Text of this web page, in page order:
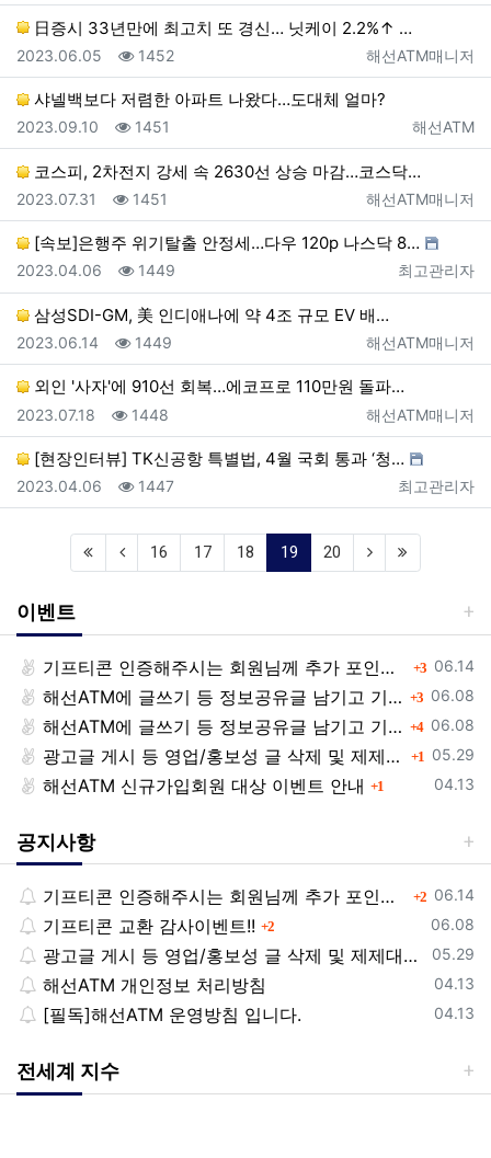
日증시 33년만에 최고치 또 경신… 닛케이 2.2%↑ …
등록자
해선ATM매니저
등록일
2023.06.05 조회
1452
샤넬백보다 저렴한 아파트 나왔다…도대체 얼마?
등록자
해선ATM
등록일
2023.09.10 조회
1451
코스피, 2차전지 강세 속 2630선 상승 마감…코스닥…
등록자
해선ATM매니저
등록일
2023.07.31 조회
1451
[속보]은행주 위기탈출 안정세…다우 120p 나스닥 8…
등록자
최고관리자
등록일
2023.04.06 조회
1449
삼성SDI-GM, 美 인디애나에 약 4조 규모 EV 배…
등록자
해선ATM매니저
등록일
2023.06.14 조회
1449
외인 '사자'에 910선 회복…에코프로 110만원 돌파…
등록자
해선ATM매니저
등록일
2023.07.18 조회
1448
[현장인터뷰] TK신공항 특별법, 4월 국회 통과 ‘청…
등록자
최고관리자
등록일
2023.04.06 조회
1447
16 17 18 19(current)
20
이벤트
등록일
06.14
기프티콘 인증해주시는 회원님께 추가 포인트 쏩니다!! 3댓글
등록일
06.08
해선ATM에 글쓰기 등 정보공유글 남기고 기프티콘 받자! 3댓글
등록일
06.08
해선ATM에 글쓰기 등 정보공유글 남기고 기프티콘 받자! 4댓글
등록일
05.29
광고글 게시 등 영업/홍보성 글 삭제 및 제제대상입니다. 1댓글
등록일
04.13
해선ATM 신규가입회원 대상 이벤트 안내 1
공지사항
등록일
06.14
기프티콘 인증해주시는 회원님께 추가 포인트 쏩니다!! 2댓글
등록일
06.08
기프티콘 교환 감사이벤트!! 2댓글
등록일
05.29
광고글 게시 등 영업/홍보성 글 삭제 및 제제대상입니다.
등록일
04.13
해선ATM 개인정보 처리방침
등록일
04.13
[필독]해선ATM 운영방침 입니다.
전세계 지수